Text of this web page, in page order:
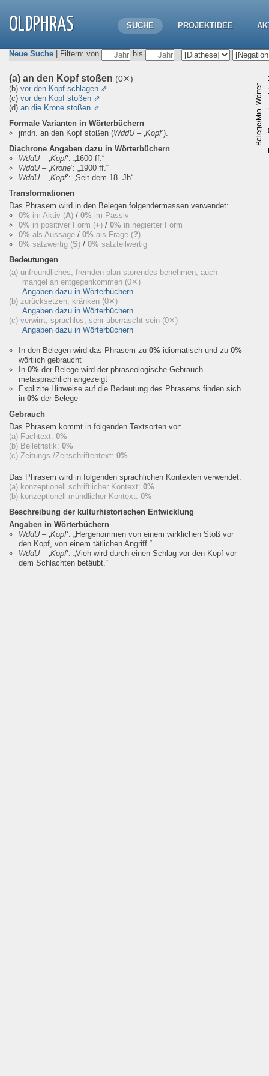
OLDPHRAS SUCHE PROJEKTIDEE
Neue Suche | Filtern: von bis
(a) an den Kopf stoßen (0✕)
(b) vor den Kopf schlagen ⇗
(c) vor den Kopf stoßen ⇗
(d) an die Krone stoßen ⇗
Formale Varianten in Wörterbüchern
jmdn. an den Kopf stoßen (WddU– ‚Kopf‘).
Diachrone Angaben dazu in Wörterbüchern
WddU– ‚Kopf‘: „1600 ff.“
WddU– ‚Krone‘: „1900 ff.“
WddU– ‚Kopf‘: „Seit dem 18. Jh“
Belege/Mio. Wörter
Transformationen
Das Phrasem wird in den Belegen folgendermassen verwendet:
0% im Aktiv (A) / 0% im Passiv
0% in positiver Form (+) / 0% in negierter Form
0% als Aussage / 0% als Frage (?)
0% satzwertig (S) / 0% satzteilwertig
Bedeutungen
(a) unfreundliches, fremden plan störendes benehmen, auch
mangel an entgegenkommen (0✕)
Angaben dazu in Wörterbüchern
(b) zurücksetzen, kränken (0✕)
Angaben dazu in Wörterbüchern
(c) verwirrt, sprachlos, sehr überrascht sein (0✕)
Angaben dazu in Wörterbüchern
In den Belegen wird das Phrasem zu 0% idiomatisch und zu 0%
wörtlich gebraucht
In 0% der Belege wird der phraseologische Gebrauch
metasprachlich angezeigt
Explizite Hinweise auf die Bedeutung des Phrasems finden sich
in 0% der Belege
Gebrauch
Das Phrasem kommt in folgenden Textsorten vor:
(a) Fachtext: 0%
(b) Belletristik: 0%
(c) Zeitungs-/Zeitschriftentext: 0%
Das Phrasem wird in folgenden sprachlichen Kontexten verwendet:
(a) konzeptionell schriftlicher Kontext: 0%
(b) konzeptionell mündlicher Kontext: 0%
Beschreibung der kulturhistorischen Entwicklung
Angaben in Wörterbüchern
WddU– ‚Kopf‘: „Hergenommen von einem wirklichen Stoß vor
den Kopf, von einem tätlichen Angriff.“
WddU– ‚Kopf‘: „Vieh wird durch einen Schlag vor den Kopf vor
dem Schlachten betäubt.“